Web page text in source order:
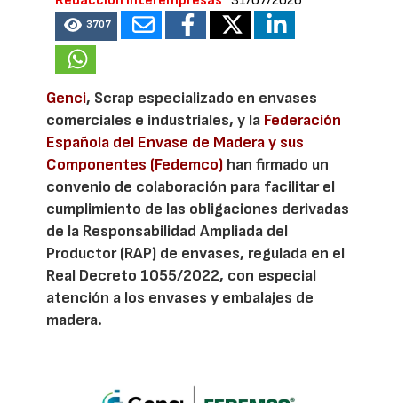
3707
Genci, Scrap especializado en envases
comerciales e industriales, y la Federación
Española del Envase de Madera y sus
Componentes (Fedemco) han firmado un
convenio de colaboración para facilitar el
cumplimiento de las obligaciones derivadas
de la Responsabilidad Ampliada del
Productor (RAP) de envases, regulada en el
Real Decreto 1055/2022, con especial
atención a los envases y embalajes de
madera.